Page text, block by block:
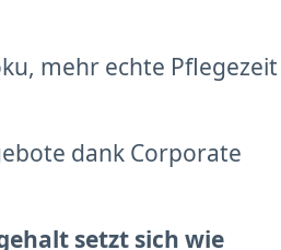
mehr echte Pflegezeit
dank Corporate
setzt sich wie